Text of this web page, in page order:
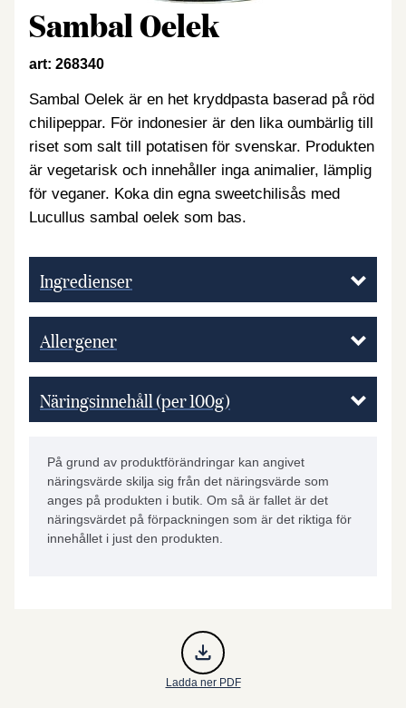
Sambal Oelek
art: 268340
Sambal Oelek är en het kryddpasta baserad på röd
chilipeppar. För indonesier är den lika oumbärlig till
riset som salt till potatisen för svenskar. Produkten
är vegetarisk och innehåller inga animalier, lämplig
för veganer. Koka din egna sweetchilisås med
Lucullus sambal oelek som bas.
Ingredienser
Allergener
Näringsinnehåll (per 100g)
På grund av produktförändringar kan angivet
näringsvärde skilja sig från det näringsvärde som
anges på produkten i butik. Om så är fallet är det
näringsvärdet på förpackningen som är det riktiga för
innehållet i just den produkten.
Ladda ner PDF